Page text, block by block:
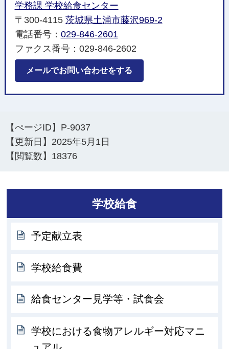
学務課 学校給食センター
〒300-4115 茨城県土浦市藤沢969-2
電話番号： 029-846-2601
ファクス番号：029-846-2602
メールでお問い合わせをする
【ぺージID】 P-9037
【更新日】 2025年5月1日
【閲覧数】 18376
学校給食
予定献立表
学校給食費
給食センター見学等・試食会
学校における食物アレルギー対応マニ
ュアル